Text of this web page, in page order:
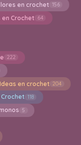
en crochet 156
en Crochet 64
222
Ideas en crochet 204
118
5